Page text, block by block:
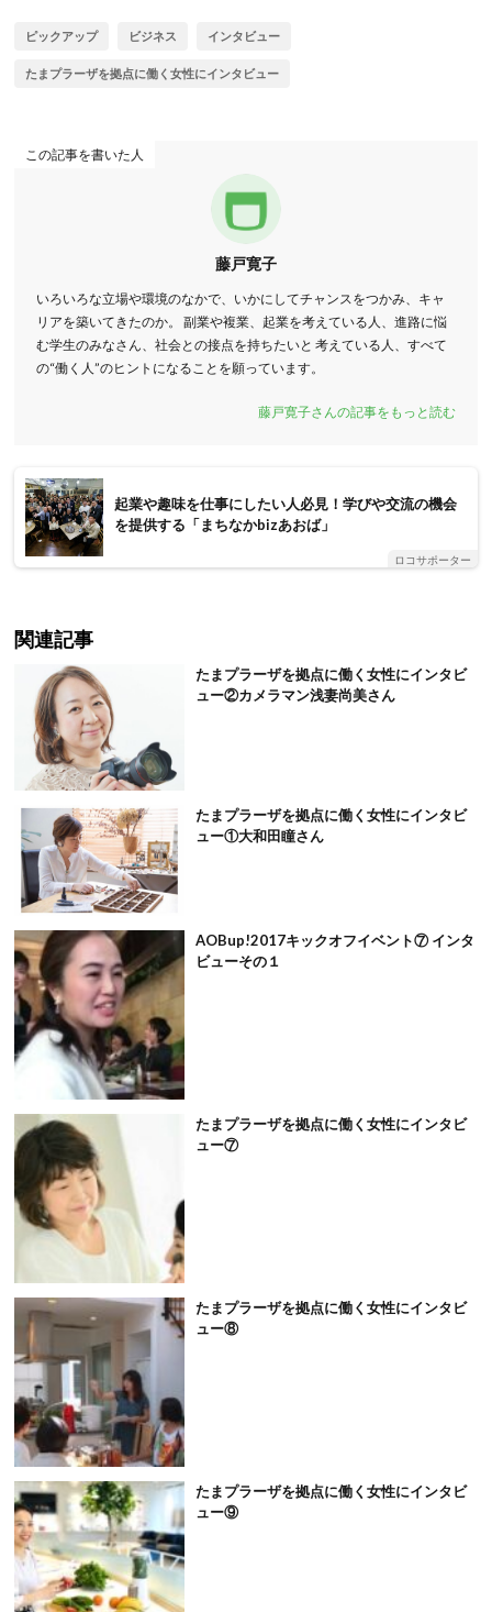
ピックアップ ビジネス インタビュー
たまプラーザを拠点に働く女性にインタビュー
この記事を書いた人
藤戸寛子
いろいろな立場や環境のなかで、いかにしてチャンスをつかみ、キャ
リアを築いてきたのか。 副業や複業、起業を考えている人、進路に悩
む学生のみなさん、社会との接点を持ちたいと 考えている人、すべて
の“働く人”のヒントになることを願っています。
藤戸寛子さんの記事をもっと読む
起業や趣味を仕事にしたい人必見！学びや交流の機会
を提供する「まちなかbizあおば」
ロコサポーター
関連記事
たまプラーザを拠点に働く女性にインタビ
ュー②カメラマン浅妻尚美さん
たまプラーザを拠点に働く女性にインタビ
ュー①大和田瞳さん
AOBup!2017キックオフイベント⑦ インタ
ビューその１
たまプラーザを拠点に働く女性にインタビ
ュー⑦
たまプラーザを拠点に働く女性にインタビ
ュー⑧
たまプラーザを拠点に働く女性にインタビ
ュー⑨